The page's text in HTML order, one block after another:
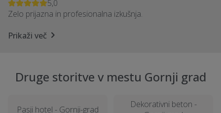
5,0
Zelo prijazna in profesionalna izkušnja.
Prikaži več
Druge storitve v mestu Gornji grad
Pasji hotel - Gornji-grad
Dekorativni beton -